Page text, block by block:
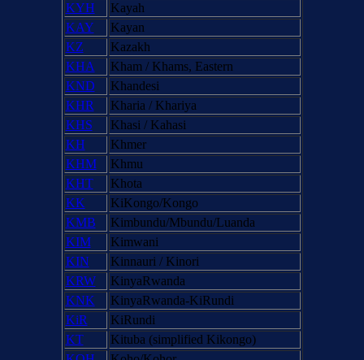
KYH
Kayah
KAY
Kayan
KZ
Kazakh
KHA
Kham / Khams, Eastern
KND
Khandesi
KHR
Kharia / Khariya
KHS
Khasi / Kahasi
KH
Khmer
KHM
Khmu
KHT
Khota
KK
KiKongo/Kongo
KMB
Kimbundu/Mbundu/Luanda
KIM
Kimwani
KIN
Kinnauri / Kinori
KRW
KinyaRwanda
KNK
KinyaRwanda-KiRundi
KiR
KiRundi
KT
Kituba (simplified Kikongo)